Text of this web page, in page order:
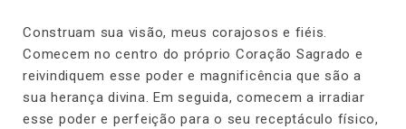
Construam sua visão, meus corajosos e fiéis.
Comecem no centro do próprio Coração Sagrado e
reivindiquem esse poder e magnificência que são a
sua herança divina. Em seguida, comecem a irradiar
esse poder e perfeição para o seu receptáculo físico,